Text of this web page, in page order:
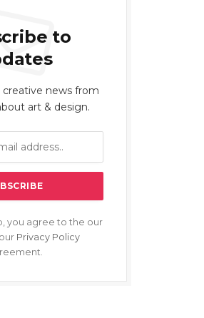
to
news from
art & design.
you agree to the our
Privacy Policy